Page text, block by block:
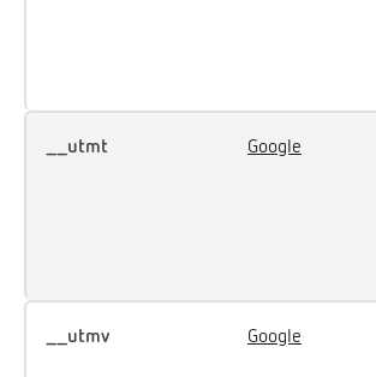
__utmt Google
__utmv Google